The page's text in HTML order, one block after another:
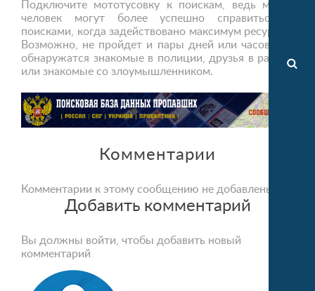
Подключите мототусовку к поискам, ведь много
человек могут более успешно справиться с
поисками, когда задействовано максимум ресурсов.
Возможно, не пройдет и пары дней или часов, как
обнаружатся знакомые в полиции, друзья в районе
или знакомые со злоумышленником.
Комментарии
Комментарии к этому сообщению не добавлены
Добавить комментарий
Вы должны войти, чтобы добавить новый
комментарий